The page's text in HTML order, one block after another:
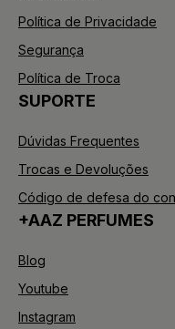
Política de Privacidade
Segurança
Política de Troca
SUPORTE
Dúvidas Frequentes
Trocas e Devoluções
Código de defesa do
+AAZ PERFUMES
Blog
Youtube
Instagram